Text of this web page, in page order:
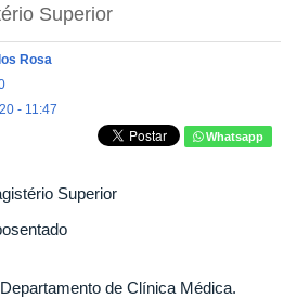
Superior
Rosa
- 11:47
Whatsapp
Superior
de Clínica Médica.